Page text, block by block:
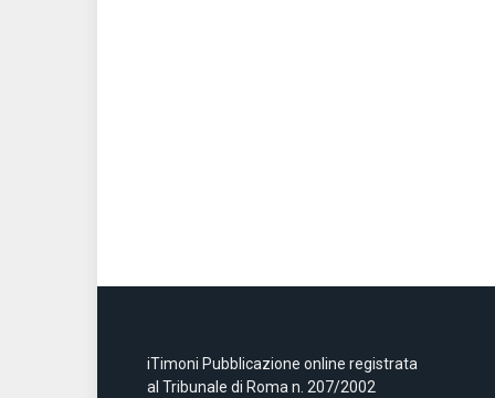
iTimoni Pubblicazione online registrata
al Tribunale di Roma n. 207/2002